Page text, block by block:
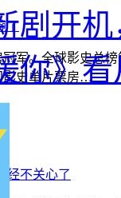
了
军。全球影史总
影史单片票房…
经不关心了
剧开
你》